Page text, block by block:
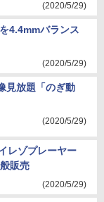
(2020/5/29)
4.4mmバランス
(2020/5/29)
見放題「のぎ動
(2020/5/29)
レゾプレーヤー
販売
(2020/5/29)